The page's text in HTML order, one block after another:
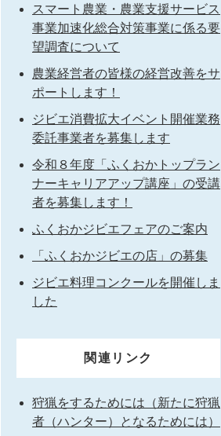
スマート農業・農業支援サービス
事業加速化総合対策事業に係る要
望調査について
農業経営者の皆様の経営改善をサ
ポートします！
ジビエ消費拡大イベント開催業務
委託事業者を募集します
令和８年度「ふくおかトップラン
ナーキャリアアップ講座」の受講
者を募集します！
ふくおかジビエフェアのご案内
「ふくおかジビエの店」の募集
ジビエ料理コンクールを開催しま
した
関連リンク
狩猟をするためには（新たに狩猟
者（ハンター）となるためには）